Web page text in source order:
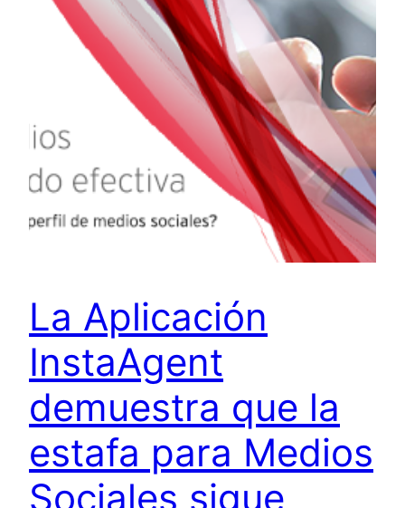
La Aplicación
InstaAgent
demuestra que la
estafa para Medios
Sociales sigue